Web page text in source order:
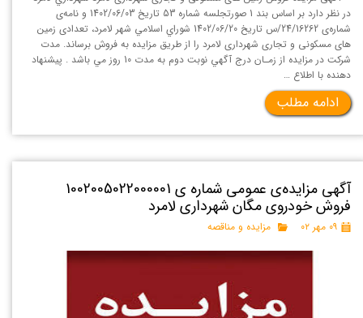
در نظر دارد بر اساس بند 1 صورتجلسه شماره 53 تاريخ 1402/06/03 و نامه‌ی
شماره‌ی 24/16262/س تاریخ 1402/06/20 شوراي اسلامي شهر لامرد، تعدادی زمین
های مسکونی و تجاری شهرداری لامرد را از طريق مزايده به فروش برساند. مدت
شركت در مزايده از زمـان درج آگهي نوبت دوم به مدت 10 روز مي باشد . پيشنهاد
دهنده با اطلاع …
ادامه مطلب
آگهی مزایده‌ی عمومی شماره ی 1002005022000001
فروش خودروی مگان شهرداری لامرد
۰۹ مهر ۰۲ مزایده و مناقصه